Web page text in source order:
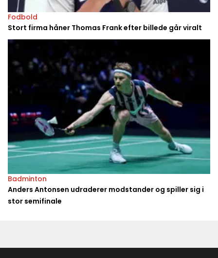
Fodbold
Stort firma håner Thomas Frank efter billede går viralt
Badminton
Anders Antonsen udraderer modstander og spiller sig i
stor semifinale